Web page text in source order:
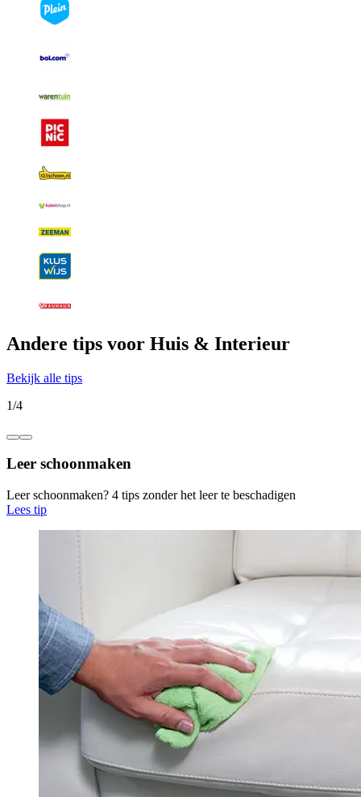
Andere tips voor Huis & Interieur
Bekijk alle tips
1/4
Leer schoonmaken
Leer schoonmaken? 4 tips zonder het leer te beschadigen
Lees tip